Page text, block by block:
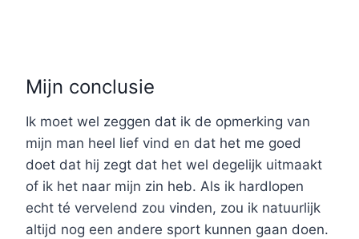
Mijn conclusie
Ik moet wel zeggen dat ik de opmerking van
mijn man heel lief vind en dat het me goed
doet dat hij zegt dat het wel degelijk uitmaakt
of ik het naar mijn zin heb. Als ik hardlopen
echt té vervelend zou vinden, zou ik natuurlijk
altijd nog een andere sport kunnen gaan doen.